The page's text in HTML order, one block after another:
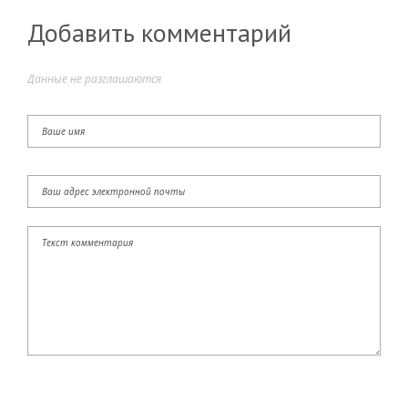
Добавить комментарий
Данные не разглашаются